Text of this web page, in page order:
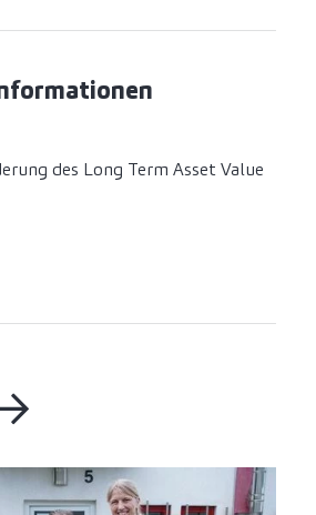
des Long Term Asset Value